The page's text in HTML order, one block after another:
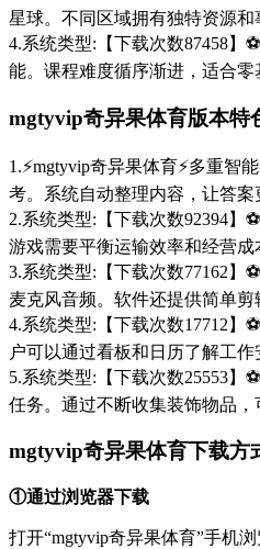
星球。不同区域拥有独特资源和
4.系统类型:【下载次数87458】
能。课程难度循序渐进，适合零
mgtyvip奇异果体育版本特
1.⚡mgtyvip奇异果体育⚡多重智
考。系统自动整理内容，让答案
2.系统类型:【下载次数92394】
游戏需要平衡运输效率和经营成
3.系统类型:【下载次数77162】
麦克风音频。软件还提供简单
4.系统类型:【下载次数17712】
户可以通过看板和日历了解工
5.系统类型:【下载次数25553】
任务。通过不断收集装饰物品，
mgtyvip奇异果体育下载方
①通过浏览器下载
打开“mgtyvip奇异果体育”手机